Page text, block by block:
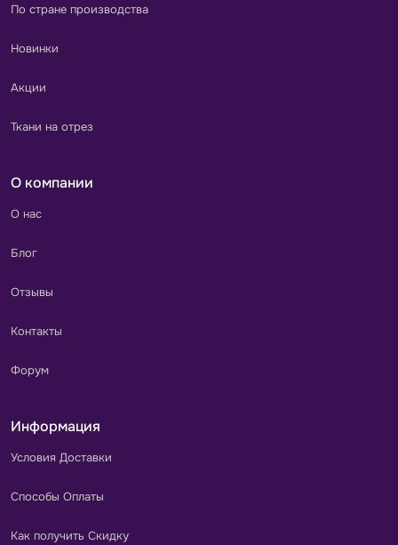
По стране производства
Новинки
Акции
Ткани на отрез
О компании
О нас
Блог
Отзывы
Контакты
Форум
Информация
Условия Доставки
Способы Оплаты
Как получить Скидку